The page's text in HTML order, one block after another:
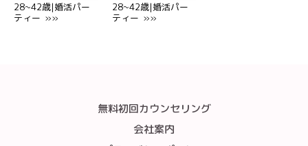
28~42歳|婚活パー
ティー »»
28~42歳|婚活パー
ティー »»
無料初回カウンセリング
会社案内